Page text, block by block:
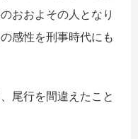
おおよその人となり
感性を刑事時代にも
尾行を間違えたこと